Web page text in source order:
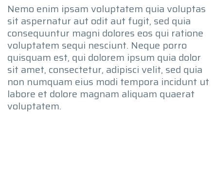
Nemo enim ipsam voluptatem quia voluptas
sit aspernatur aut odit aut fugit, sed quia
consequuntur magni dolores eos qui ratione
voluptatem sequi nesciunt. Neque porro
quisquam est, qui dolorem ipsum quia dolor
sit amet, consectetur, adipisci velit, sed quia
non numquam eius modi tempora incidunt ut
labore et dolore magnam aliquam quaerat
voluptatem.